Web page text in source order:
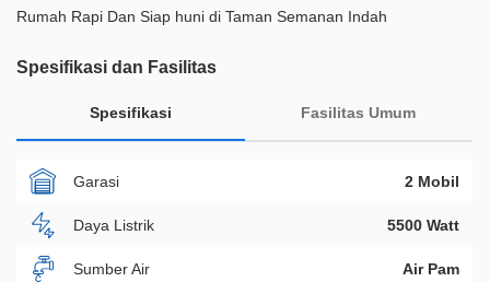
Rumah Rapi Dan Siap huni di Taman Semanan Indah
Spesifikasi dan Fasilitas
Spesifikasi Fasilitas Umum
Garasi 2 Mobil
Daya Listrik 5500 Watt
Sumber Air Air Pam